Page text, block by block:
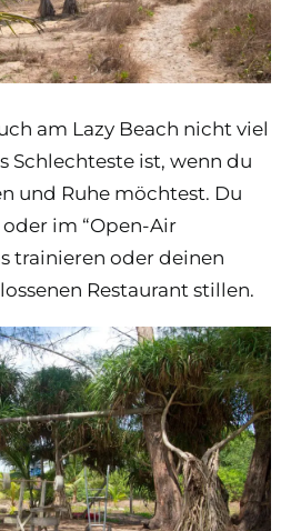
am Lazy Beach nicht viel
Schlechteste ist, wenn du
und Ruhe möchtest. Du
im “Open-Air
trainieren oder deinen
Restaurant stillen.